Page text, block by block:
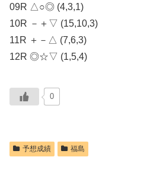
09R △○◎ (4,3,1)
10R －＋▽ (15,10,3)
11R ＋－△ (7,6,3)
12R ◎☆▽ (1,5,4)
0
予想成績 福島